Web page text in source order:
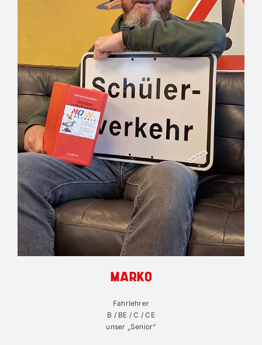
MARKO
Fahrlehrer
B / BE / C / CE
unser „Senior“